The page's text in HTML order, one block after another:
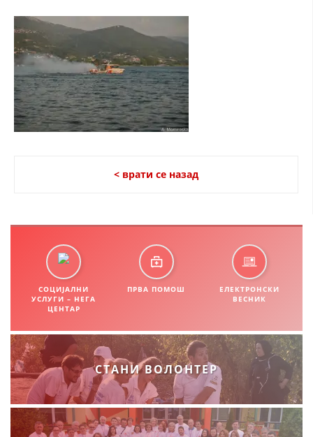
ИСТОРИЈАТ НА ЦКРМ
ИСТОРИЈАТ НА ДВИЖЕЊЕТО
СТРУКТУРА НА ОРГАНИЗАЦИЈАТА
ЧЛЕНСТВО ВО ПРОФЕСИОНАЛНИ ТЕЛА
СТАТУТ НА ЦКРМ
ОРГАНИЗАЦИЈА И РАЗВОЈ
РАКОВОДЕН ОДБОР
СОБРАНИЕ
СТРУКТУРА И ОРГАНИЗАЦИОНА ПОСТАВЕНОСТ
< врати се назад
СОЦИЈАЛНИ
УСЛУГИ – НЕГА
ЦЕНТАР
ПРВА ПОМОШ
ЕЛЕКТРОНСКИ
ВЕСНИК
СТАНИ ВОЛОНТЕР